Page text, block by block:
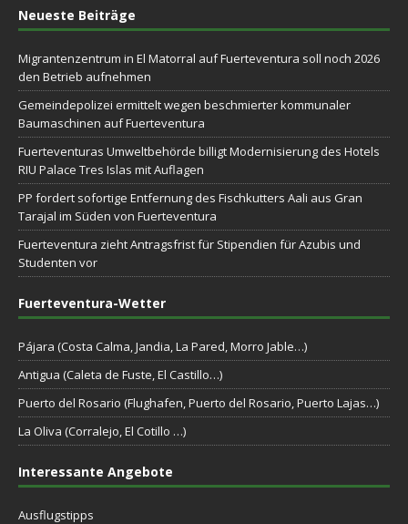
Neueste Beiträge
Migrantenzentrum in El Matorral auf Fuerteventura soll noch 2026
den Betrieb aufnehmen
Gemeindepolizei ermittelt wegen beschmierter kommunaler
Baumaschinen auf Fuerteventura
Fuerteventuras Umweltbehörde billigt Modernisierung des Hotels
RIU Palace Tres Islas mit Auflagen
PP fordert sofortige Entfernung des Fischkutters Aali aus Gran
Tarajal im Süden von Fuerteventura
Fuerteventura zieht Antragsfrist für Stipendien für Azubis und
Studenten vor
Fuerteventura-Wetter
Pájara (Costa Calma, Jandia, La Pared, Morro Jable…)
Antigua (Caleta de Fuste, El Castillo…)
Puerto del Rosario (Flughafen, Puerto del Rosario, Puerto Lajas…)
La Oliva (Corralejo, El Cotillo …)
Interessante Angebote
Ausflugstipps